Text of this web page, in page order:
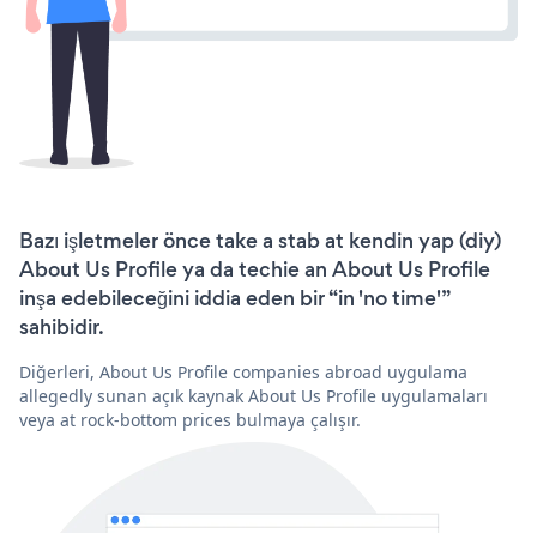
Bazı işletmeler önce take a stab at kendin yap (diy)
About Us Profile ya da techie an About Us Profile
inşa edebileceğini iddia eden bir “in 'no time'”
sahibidir.
Diğerleri, About Us Profile companies abroad uygulama
allegedly sunan açık kaynak About Us Profile uygulamaları
veya at rock-bottom prices bulmaya çalışır.